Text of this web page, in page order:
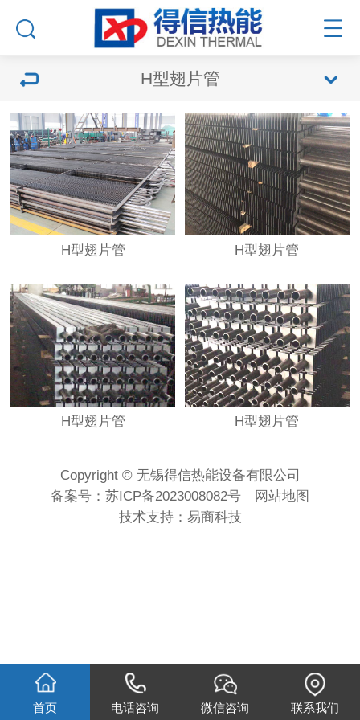
H型翅片管
H型翅片管 H型翅片管
H型翅片管 H型翅片管
Copyright © 无锡得信热能设备有限公司
备案号： 苏ICP备2023008082号
网站地图
技术支持： 易商科技
首页 电话咨询 微信咨询 联系我们